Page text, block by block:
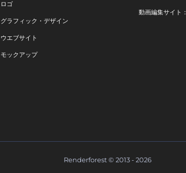
ロゴ
グラフィック・デザイン
ウエブサイト
モックアップ
動画編集サイト：
Renderforest © 2013 - 2026